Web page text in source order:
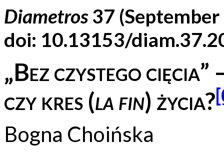
Diametros37
doi: 10.13153/
„Bez czystego cięcia”
czy kres (la fin) życia?
Bogna Choińska